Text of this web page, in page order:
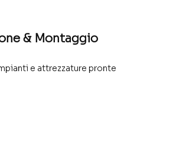
& Montaggio
e attrezzature pronte